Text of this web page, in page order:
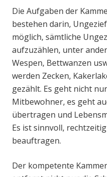
Die Aufgaben der
bestehen darin,
möglich, sämtliche
aufzuzählen, unter
Wespen, Bettwanzen
werden Zecken,
gezählt. Es geht nicht
Mitbewohner, es geht
übertragen und
Es ist sinnvoll,
beauftragen.
Der kompetente